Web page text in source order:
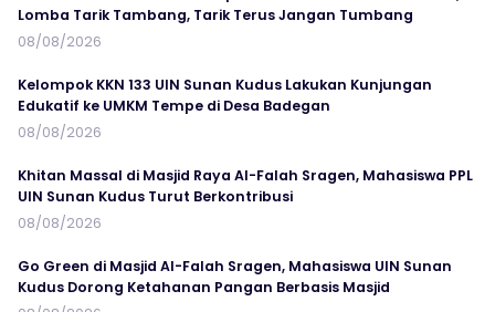
Lomba Tarik Tambang, Tarik Terus Jangan Tumbang
08/08/2026
Kelompok KKN 133 UIN Sunan Kudus Lakukan Kunjungan
Edukatif ke UMKM Tempe di Desa Badegan
08/08/2026
Khitan Massal di Masjid Raya Al-Falah Sragen, Mahasiswa PPL
UIN Sunan Kudus Turut Berkontribusi
08/08/2026
Go Green di Masjid Al-Falah Sragen, Mahasiswa UIN Sunan
Kudus Dorong Ketahanan Pangan Berbasis Masjid